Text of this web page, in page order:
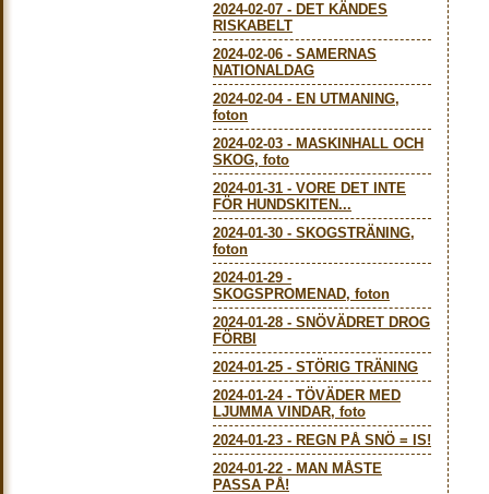
2024-02-07 - DET KÄNDES
RISKABELT
2024-02-06 - SAMERNAS
NATIONALDAG
2024-02-04- EN UTMANING,
foton
2024-02-03 - MASKINHALL OCH
SKOG, foto
2024-01-31 - VORE DET INTE
FÖR HUNDSKITEN...
2024-01-30 - SKOGSTRÄNING,
foton
2024-01-29 -
SKOGSPROMENAD, foton
2024-01-28 - SNÖVÄDRET DROG
FÖRBI
2024-01-25 - STÖRIG TRÄNING
2024-01-24- TÖVÄDER MED
LJUMMA VINDAR, foto
2024-01-23 - REGN PÅ SNÖ = IS!
2024-01-22 - MAN MÅSTE
PASSA PÅ!